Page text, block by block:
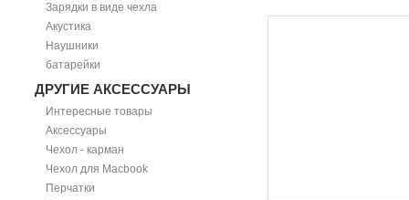
Зарядки в виде чехла
Акустика
Наушники
батарейки
ДРУГИЕ АКСЕССУАРЫ
Интересные товары
Аксессуары
Чехол - карман
Чехол для Macbook
Перчатки